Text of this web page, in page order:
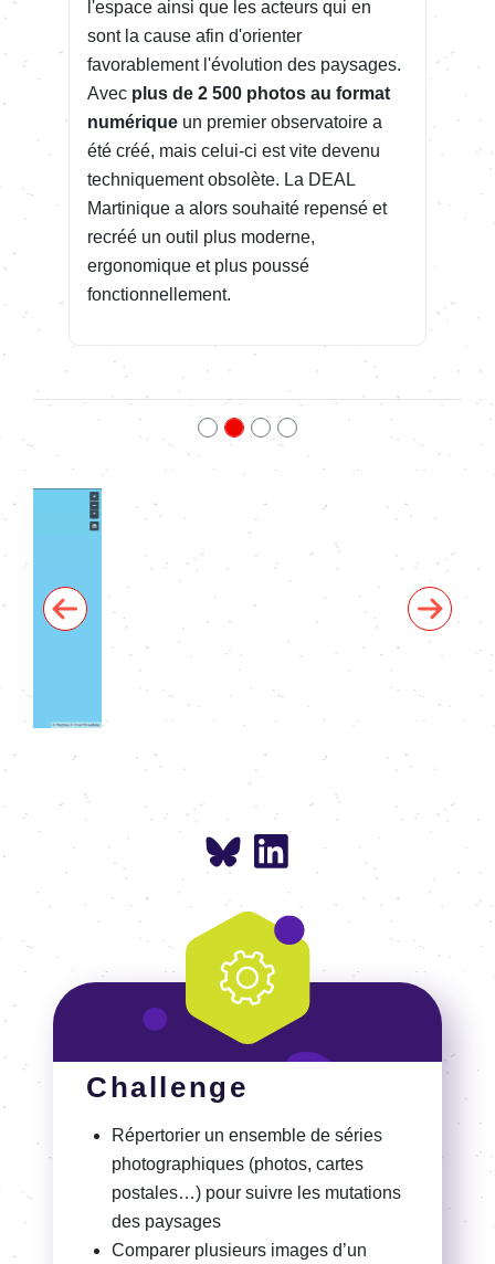
l'espace ainsi que les acteurs qui en
sont la cause afin d'orienter
favorablement l'évolution des paysages.
Avec plus de 2 500 photos au format
numérique un premier observatoire a
été créé, mais celui-ci est vite devenu
techniquement obsolète. La DEAL
Martinique a alors souhaité repensé et
recréé un outil plus moderne,
ergonomique et plus poussé
fonctionnellement.
Previous Next
Challenge
Répertorier un ensemble de séries
photographiques (photos, cartes
postales…) pour suivre les mutations
des paysages
Comparer plusieurs images d’un